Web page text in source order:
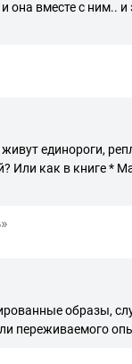
вместе с ним..
единороги,
как в книге *
»
образы,
переживаемого